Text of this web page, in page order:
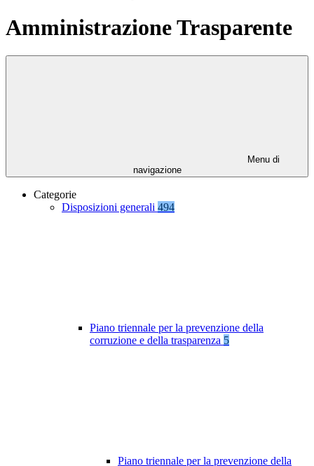
Amministrazione Trasparente
Menu di
navigazione
Categorie
Disposizioni generali 494
Piano triennale per la prevenzione della
corruzione e della trasparenza 5
Piano triennale per la prevenzione della